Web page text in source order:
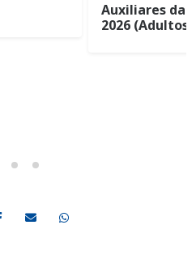
Auxiliares da
2026 (Adultos)